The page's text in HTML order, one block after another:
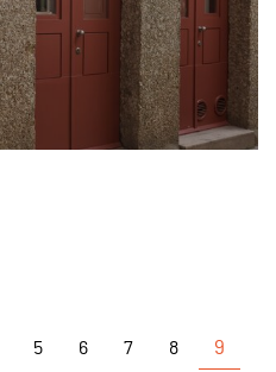
5 6 7 8 9